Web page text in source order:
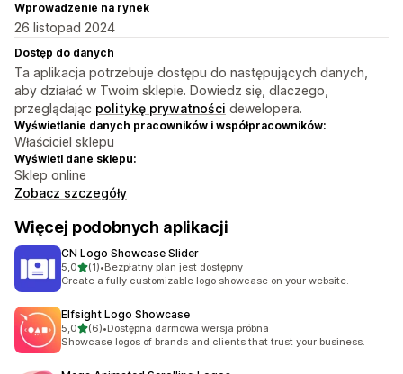
Wprowadzenie na rynek
26 listopad 2024
Dostęp do danych
Ta aplikacja potrzebuje dostępu do następujących danych,
aby działać w Twoim sklepie. Dowiedz się, dlaczego,
przeglądając politykę prywatności dewelopera.
Wyświetlanie danych pracowników i współpracowników:
Właściciel sklepu
Wyświetl dane sklepu:
Sklep online
Zobacz szczegóły
Więcej podobnych aplikacji
CN Logo Showcase Slider
5,0na 5 gwiazdek
(1)
Łączna liczba recenzji: 1
•Bezpłatny plan jest dostępny
Create a fully customizable logo showcase on your website.
Elfsight Logo Showcase
5,0na 5 gwiazdek
(6)
Łączna liczba recenzji: 6
•Dostępna darmowa wersja próbna
Showcase logos of brands and clients that trust your business.